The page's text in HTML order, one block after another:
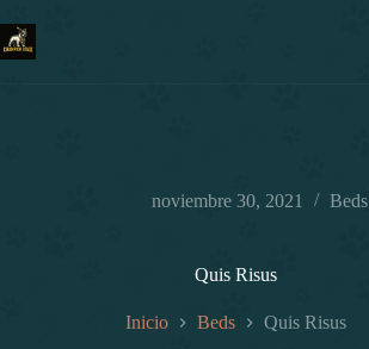
al
contenido
noviembre 30, 2021 Beds
Quis Risus
Inicio Beds Quis Risus